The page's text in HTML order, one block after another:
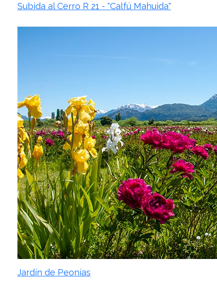
Subida al Cerro R 21 - "Calfú Mahuida"
Jardín de Peonías